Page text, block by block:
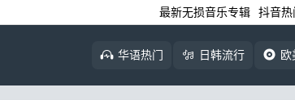
最新无损音乐专辑 抖音
华语热门 日韩流行 欧